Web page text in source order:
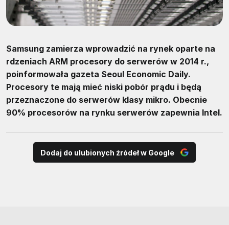
Samsung zamierza wprowadzić na rynek oparte na
rdzeniach ARM procesory do serwerów w 2014 r.,
poinformowała gazeta Seoul Economic Daily.
Procesory te mają mieć niski pobór prądu i będą
przeznaczone do serwerów klasy mikro. Obecnie
90% procesorów na rynku serwerów zapewnia Intel.
Dodaj do ulubionych źródeł w Google